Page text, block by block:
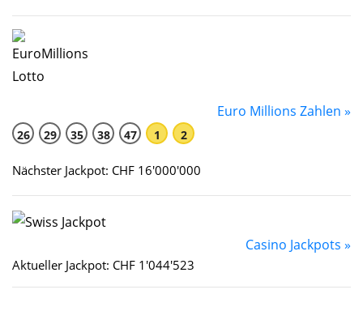
Euro Millions Zahlen »
26 29 35 38 47 1 2
Nächster Jackpot: CHF 16'000'000
Casino Jackpots »
Aktueller Jackpot: CHF 1'044'523